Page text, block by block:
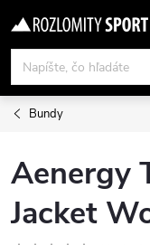
na
obsah
Bundy
Aenergy
Jacket